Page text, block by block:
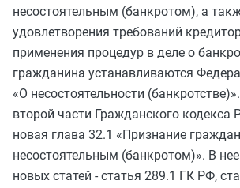
несостоятельным (банкротом), а
удовлетворения требований
применения процедур в деле о
гражданина устанавливаются
«О несостоятельности
второй части Гражданского кодекса
новая глава 32.1 «Признание
несостоятельным (банкротом)». В
новых статей - статья 289.1 ГК РФ,